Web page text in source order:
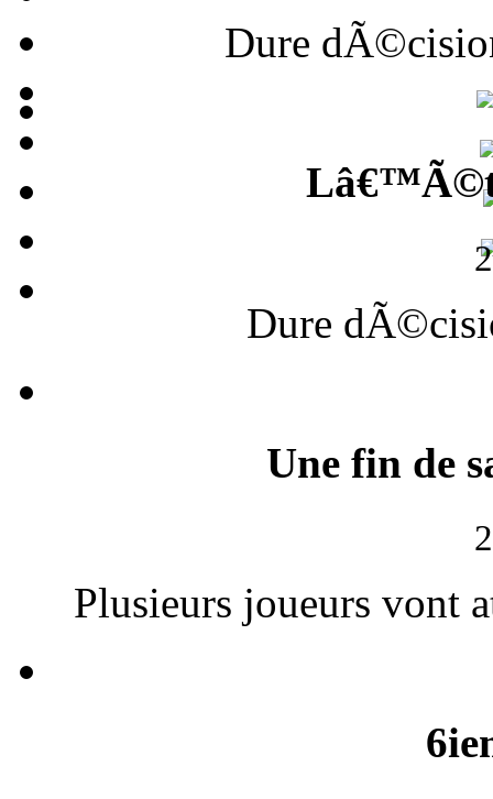
Dure
Dure
Une fin de
Plusieurs joueurs vont